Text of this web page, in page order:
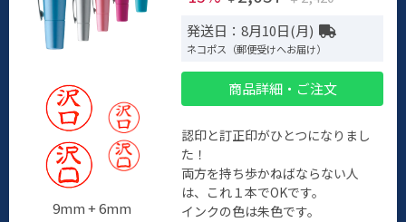
9mm + 6mm
発送日：8月10日(月)
ネコポス（郵便受けへお届け）
商品詳細・ご注文
認印と訂正印がひとつになりまし
た！
両方を持ち歩かねばならない人
は、これ１本でOKです。
インクの色は朱色です。